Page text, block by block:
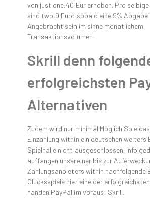
von just one,40 Eur erhoben. Pro selbige
sind two,9 Euro sobald eine 9% Abgabe
Angebracht sein im sinne monatlichem
Transaktionsvolumen:
Skrill denn
erfolgreichsten
Alternativen
Zudem wird nur minimal Moglich
Einzahlung within ein deutschen weiters
Spielhalle nicht ausgeschlossen.
auffangen unsereiner bis zur
Zahlungsanbieters within nachfolgende
Glucksspiele hier eine der
handen PayPal im voraus: Skrill.